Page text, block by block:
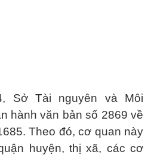
Sở Tài nguyên và Môi
hành văn bản số 2869 về
Theo đó, cơ quan này
huyện, thị xã, các cơ